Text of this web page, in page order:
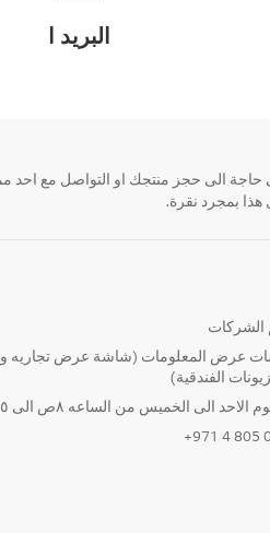
البريد ا
هذا بمجرد نقرة.
عرض المعلومات (شاشة عرض تجاريه و
الفندقية)
الاحد الى الخميس من الساعه ٨ص الى ٥م